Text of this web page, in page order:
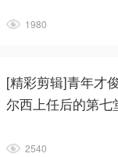
1980
[精彩剪辑]青年才
尔西上任后的第七
2540